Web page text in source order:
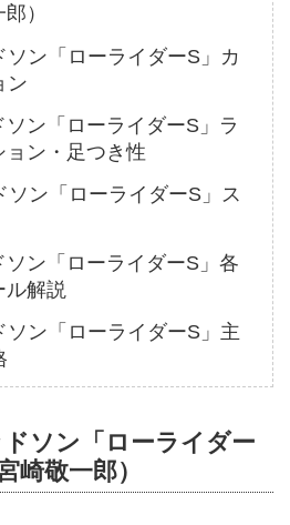
）
ン「ローライダーS」カ
ン
ン「ローライダーS」ラ
ョン・足つき性
ソン「ローライダーS」ス
ン「ローライダーS」各
ル解説
ソン「ローライダーS」主
ソン「ローライダー
崎敬一郎）